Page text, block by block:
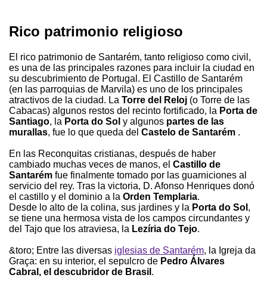
Rico patrimonio religioso
El rico patrimonio de Santarém, tanto religioso como civil,
es una de las principales razones para incluir la ciudad en
su descubrimiento de Portugal. El Castillo de Santarém
(en las parroquias de Marvila) es uno de los principales
atractivos de la ciudad. La Torre del Reloj (o Torre de las
Cabacas) algunos restos del recinto fortificado, la Porta de
Santiago, la Porta do Sol y algunos partes de las
murallas, fue lo que queda del Castelo de Santarém .
En las Reconquitas cristianas, después de haber
cambiado muchas veces de manos, el Castillo de
Santarém fue finalmente tomado por las guarniciones al
servicio del rey. Tras la victoria, D. Afonso Henriques donó
el castillo y el dominio a la Orden Templaria.
Desde lo alto de la colina, sus jardines y la Porta do Sol ,
se tiene una hermosa vista de los campos circundantes y
del Tajo que los atraviesa, la Lezíria do Tejo.
&toro; Entre las diversas iglesias de Santarém, la Igreja da
Graça: en su interior, el sepulcro de Pedro Álvares
Cabral, el descubridor de Brasil .